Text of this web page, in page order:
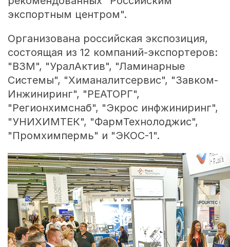
экспортным центром".
Организована российская экспозиция,
состоящая из 12 компаний-экспортеров:
"ВЗМ", "УралАктив", "Ламинарные
Системы", "Химаналитсервис", "Завком-
Инжиниринг", "РЕАТОРГ",
"Регионхимснаб", "Экрос инфжиниринг",
"УНИХИМТЕК", "ФармТехнолоджис",
"Промхимпермь" и "ЭКОС-1".